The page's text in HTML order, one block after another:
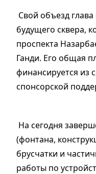
Свой объезд
будущего сквера,
проспекта
Ганди. Его общая
финансируется из
спонсорской
На сегодня
(фонтана,
брусчатки и
работы по